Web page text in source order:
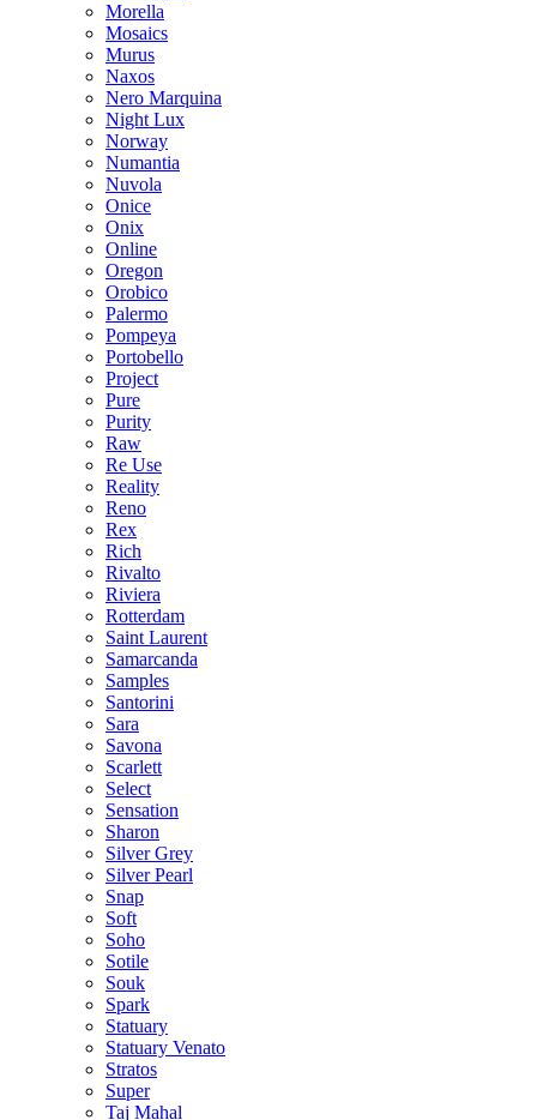
Morella
Mosaics
Murus
Naxos
Nero Marquina
Night Lux
Norway
Numantia
Nuvola
Onice
Onix
Online
Oregon
Orobico
Palermo
Pompeya
Portobello
Project
Pure
Purity
Raw
Re Use
Reality
Reno
Rex
Rich
Rivalto
Riviera
Rotterdam
Saint Laurent
Samarcanda
Samples
Santorini
Sara
Savona
Scarlett
Select
Sensation
Sharon
Silver Grey
Silver Pearl
Snap
Soft
Soho
Sotile
Souk
Spark
Statuary
Statuary Venato
Stratos
Super
Taj Mahal